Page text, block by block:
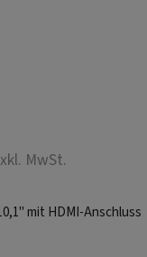
MwSt.
mit HDMI-Anschluss